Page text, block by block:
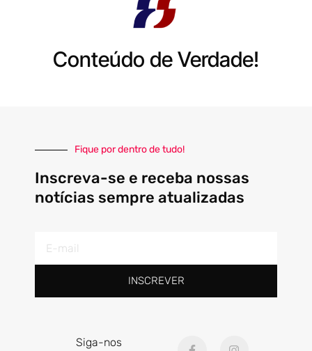
Conteúdo de Verdade!
Fique por dentro de tudo!
Inscreva-se e receba nossas
notícias sempre atualizadas
mail
INSCREVER
Siga-nos